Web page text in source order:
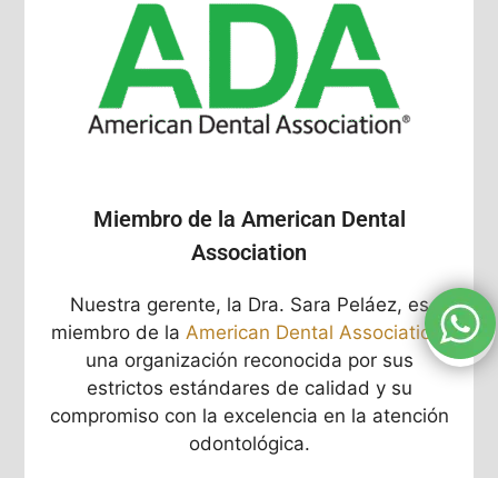
Miembro de la American Dental
Association
Nuestra gerente, la Dra. Sara Peláez, es
miembro de la American Dental Association,
una organización reconocida por sus
estrictos estándares de calidad y su
compromiso con la excelencia en la atención
odontológica.